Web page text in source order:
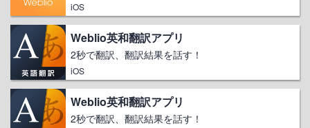
iOS
Weblio英和翻訳アプリ
2秒で翻訳、翻訳結果を話す！
iOS
Weblio英和翻訳アプリ
2秒で翻訳、翻訳結果を話す！